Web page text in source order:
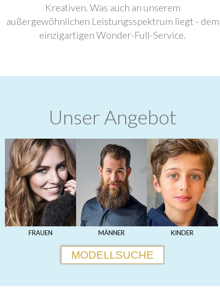
Kreativen. Was auch an unserem
außergewöhnlichen Leistungsspektrum liegt - dem
einzigartigen Wonder-Full-Service.
Unser Angebot
FRAUEN MÄNNER KINDER
MODELLSUCHE